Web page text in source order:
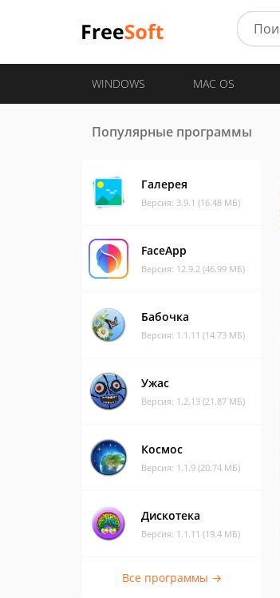
WINDOWS MAC OS
Популярные программы
Галерея
Версия: 3.9.1 (16.48 МБ)
FaceApp
Версия: 12.9.2 (46.99 МБ)
Бабочка
Версия: 1.1.11 (14.73 МБ)
Ужас
Версия: 1.2.13 (21.87 МБ)
Космос
Версия: 1.1.9 (20.74 МБ)
Дискотека
Версия: 1.1.11 (19.4 МБ)
Все программы →